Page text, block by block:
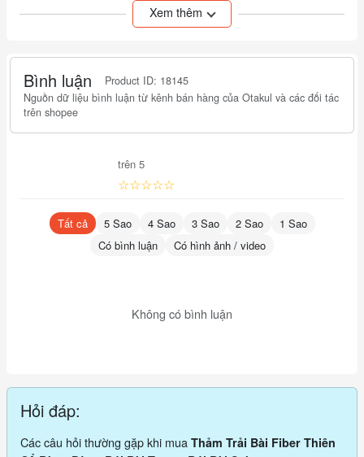
Vệ sinh: Lau bằng khăn ẩm, phơi khô tự nhiên
Cuộn tròn, để nơi khô ráo
“CHƠI BÀI THẬT SANG - BẢO VỆ BÀI THẬT CHUẨN!”
Xem thêm
Bình luận
Product ID: 18145
Nguồn dữ liệu bình luận từ kênh bán hàng của Otakul và các đối tác
trên shopee
trên 5
☆☆☆☆☆
Tất cả 5 Sao 4 Sao 3 Sao 2 Sao
1 Sao
Có bình luận
Có hình ảnh / video
Không có bình luận
Hỏi đáp:
Các câu hỏi thường gặp khi mua Thảm Trải Bài Fiber Thiên